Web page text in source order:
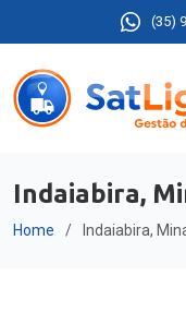
(35)
Indaiabira,
Home Indaiabira,